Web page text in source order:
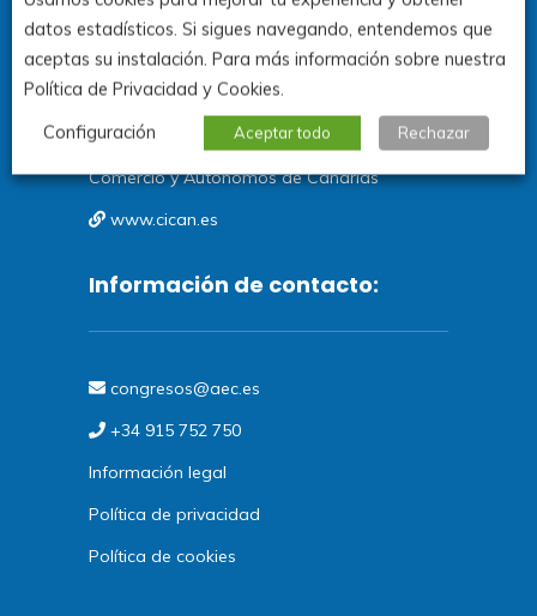
Santa Cruz de Tenerife.
3y 4 de noviembre de 2026
Organiza: Consejería de Economía, Industria,
Comercio y Autónomos de Canarias
www.cican.es
Información de contacto:
congresos@aec.es
+34 915 752 750
Información legal
Política de privacidad
Política de cookies
datos estadísticos. Si sigues navegando, entendemos que
aceptas su instalación. Para más información sobre nuestra
Política de Privacidad y Cookies.
Configuración
Aceptar todo Rechazar